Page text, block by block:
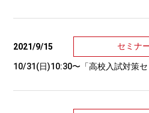
2021/9/15 セミナ
10/31(日)10:30〜「高校入試対策